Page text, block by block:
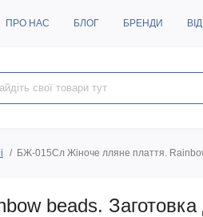
ПРО НАС БЛОГ БРЕНДИ
БЖ-015Сл Жіноче лляне плаття.
beads.